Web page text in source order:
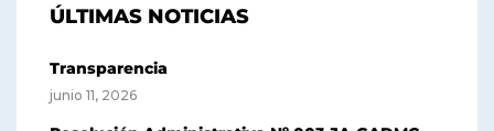
ÚLTIMAS NOTICIAS
Transparencia
junio 11, 2026